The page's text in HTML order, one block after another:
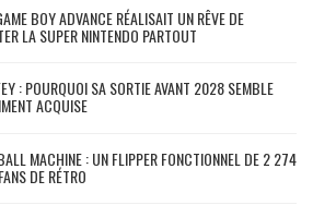
BOY ADVANCE RÉALISAIT UN RÊVE DE
LA SUPER NINTENDO PARTOUT
: POURQUOI SA SORTIE AVANT 2028 SEMBLE
ACQUISE
MACHINE : UN FLIPPER FONCTIONNEL DE 2 274
DE RÉTRO